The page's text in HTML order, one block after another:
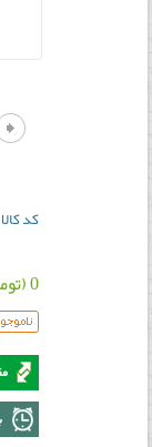
کد
0 (تومان)